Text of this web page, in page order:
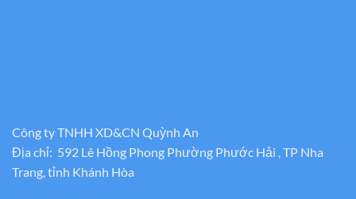
Công ty TNHH XD&CN Quỳnh An
Địa chỉ: 592 Lê Hồng Phong Phường Phước Hải , TP Nha
Trang, tỉnh Khánh Hòa